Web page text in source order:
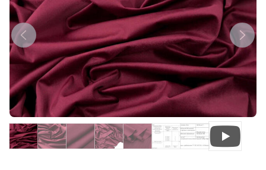
Previous Next